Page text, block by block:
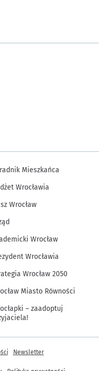
Mieszkańca
Wrocławia
Wrocław
Wrocław
Wrocławia
Wrocław 2050
Miasto Równości
– zaadoptuj
Newsletter